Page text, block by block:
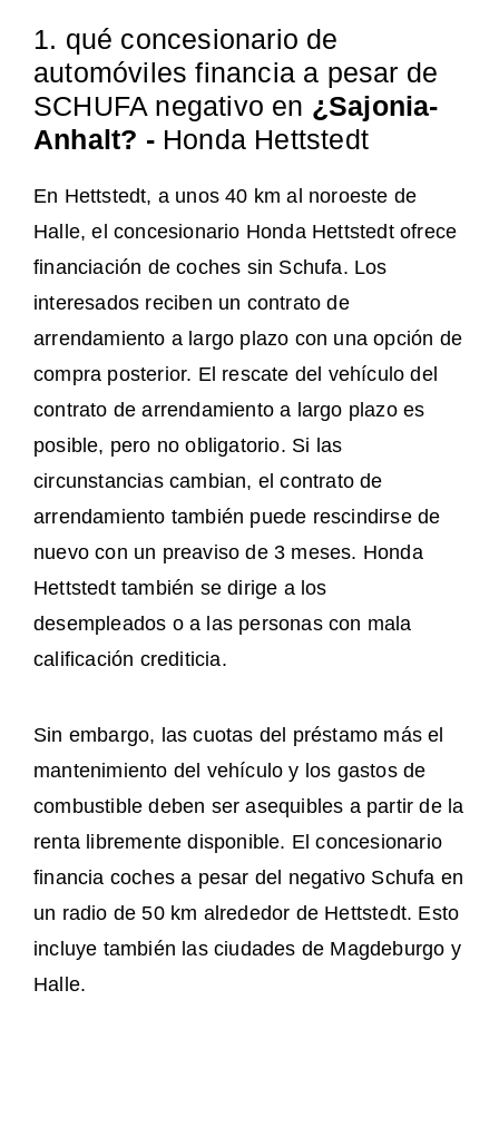
1. qué concesionario de
automóviles financia a pesar de
SCHUFA negativo en ¿Sajonia-
Anhalt? -Honda Hettstedt
En Hettstedt, a unos 40 km al noroeste de
Halle, el concesionario Honda Hettstedt ofrece
financiación de coches sin Schufa. Los
interesados reciben un contrato de
arrendamiento a largo plazo con una opción de
compra posterior. El rescate del vehículo del
contrato de arrendamiento a largo plazo es
posible, pero no obligatorio. Si las
circunstancias cambian, el contrato de
arrendamiento también puede rescindirse de
nuevo con un preaviso de 3 meses. Honda
Hettstedt también se dirige a los
desempleados o a las personas con mala
calificación crediticia.
Sin embargo, las cuotas del préstamo más el
mantenimiento del vehículo y los gastos de
combustible deben ser asequibles a partir de la
renta libremente disponible. El concesionario
financia coches a pesar del negativo Schufa en
un radio de 50 km alrededor de Hettstedt. Esto
incluye también las ciudades de Magdeburgo y
Halle.